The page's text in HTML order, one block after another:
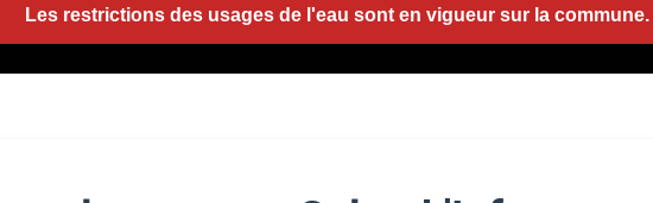
Les restrictions des usages de l'eau sont en vigueur sur la commune.